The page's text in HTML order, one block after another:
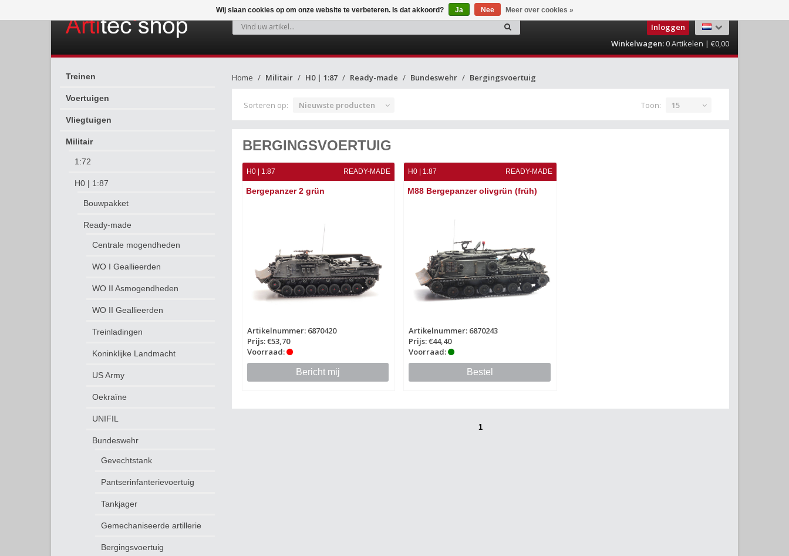
Inloggen
Winkelwagen:0Artikelen | €0,00
Treinen
Voertuigen
Vliegtuigen
Militair
1:72
H0 | 1:87
Bouwpakket
Ready-made
Centrale mogendheden
WO I Geallieerden
WO II Asmogendheden
WO II Geallieerden
Treinladingen
Koninklijke Landmacht
US Army
Oekraïne
UNIFIL
Bundeswehr
Gevechtstank
Pantserinfanterievoertuig
Tankjager
Gemechaniseerde artillerie
Bergingsvoertuig
Home Militair H0 | 1:87 Ready-made Bundeswehr Bergingsvoertuig
Sorteren op: Nieuwste producten Toon: 15
BERGINGSVOERTUIG
H0 | 1:87 READY-MADE
Bergepanzer 2 grün
Artikelnummer: 6870420
Prijs: €53,70
Voorraad:
Bericht mij
H0 | 1:87 READY-MADE
M88 Bergepanzer olivgrün (früh)
Artikelnummer: 6870243
Prijs: €44,40
Voorraad:
Bestel
1
Wij slaan cookies op om onze website te verbeteren. Is dat akkoord? Ja Nee Meer over cookies »